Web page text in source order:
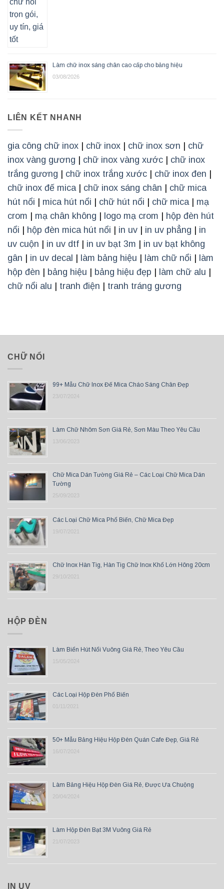
Làm chữ inox sáng chân cao cấp cho bảng hiệu
03/08/2026
LIÊN KẾT NHANH
gia công chữ inox | chữ inox | chữ inox sơn | chữ
inox vàng gương | chữ inox vàng xước | chữ inox
trắng gương | chữ inox trắng xước | chữ inox đen |
chữ inox đế mica | chữ inox sáng chân | chữ mica
hút nổi | mica hút nổi | chữ hút nổi | chữ mica | mạ
crom | mạ chân không | logo mạ crom | hộp đèn hút
nổi | hộp đèn mica hút nổi | in uv | in uv phẳng | in
uv cuộn | in uv dtf | in uv bạt 3m | in uv bạt không
gân | in uv decal | làm bảng hiệu | làm chữ nổi | làm
hộp đèn | bảng hiệu | bảng hiệu đẹp | làm chữ alu |
chữ nổi alu | tranh điện | tranh tráng gương
CHỮ NỔI
99+ Mẫu Chữ Inox Đế Mica Cháo Sáng Chân Đẹp
23/07/2024
Làm Chữ Nhôm Sơn Giá Rẻ, Sơn Màu Theo Yêu Cầu
13/06/2023
Chữ Mica Dán Tường Giá Rẻ – Các Loại Chữ Mica Dán
Tường
25/09/2023
Các Loại Chữ Mica Phổ Biến, Chữ Mica Đẹp
19/07/2021
Chữ Inox Hàn Tig, Hàn Tig Chữ Inox Khổ Lớn Hông 20cm
29/10/2021
HỘP ĐÈN
Làm Biển Hút Nổi Vuông Giá Rẻ, Theo Yêu Cầu
15/05/2024
Các Loại Hộp Đèn Phổ Biến
01/11/2021
50+ Mẫu Bảng Hiệu Hộp Đèn Quán Cafe Đẹp, Giá Rẻ
16/07/2024
Làm Bảng Hiệu Hộp Đèn Giá Rẻ, Được Ưa Chuộng
20/04/2024
Làm Hộp Đèn Bạt 3M Vuông Giá Rẻ
21/07/2023
IN UV